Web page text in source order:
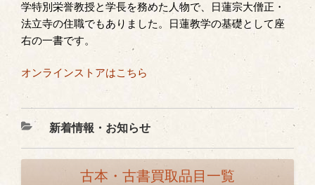
学特別栄誉教授と学長を務めた人物で、日蓮宗大僧正・
法立寺の住職でもありました。日蓮教学の基礎として座
右の一書です。
オンラインストアはこちら
カ
テ
新着情報・お知らせ
古本・古書買取品目一覧